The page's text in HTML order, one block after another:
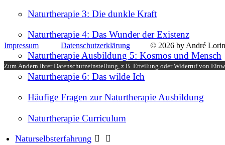
Naturtherapie 3: Die dunkle Kraft
Naturtherapie 4: Das Wunder der Existenz
Naturtherapie Ausbildung 5: Kosmos und Mensch
Naturtherapie 6: Das wilde Ich
Häufige Fragen zur Naturtherapie Ausbildung
Naturtherapie Curriculum
Naturselbsterfahrung
Impressum Datenschutzerklärung © 2026 by André
Zum Ändern Ihrer Datenschutzeinstellung, z.B. Erteilung oder Widerruf von